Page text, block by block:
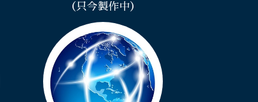
（只今製作中）